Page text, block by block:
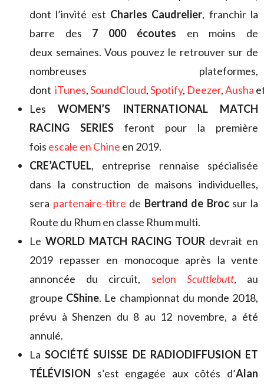
dont l’invité est Charles Caudrelier, franchir la
barre des 7 000 écoutes en moins de
deux semaines. Vous pouvez le retrouver sur de
nombreuses plateformes,
dont iTunes,SoundCloud,Spotify, Deezer,Ausha
LesWOMEN’S INTERNATIONAL MATCH
RACING SERIES feront pour la première
fois escale en Chine en 2019.
CRE’ACTUEL, entreprise rennaise spécialisée
dans la construction de maisons individuelles,
sera partenaire-titre de Bertrand de Broc sur la
Route du Rhum en classe Rhum multi.
Le WORLD MATCH RACING TOUR devrait en
2019 repasser en monocoque après la vente
annoncée du circuit, selon Scuttlebutt, au
groupe CShine. Le championnat du monde 2018,
prévu à Shenzen du 8 au 12 novembre, a été
annulé.
LaSOCIÉTÉ SUISSE DE RADIODIFFUSION ET
TÉLÉVISION s’est engagée aux côtés d’Alan